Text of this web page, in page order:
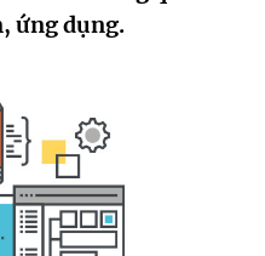
ứng dụng.